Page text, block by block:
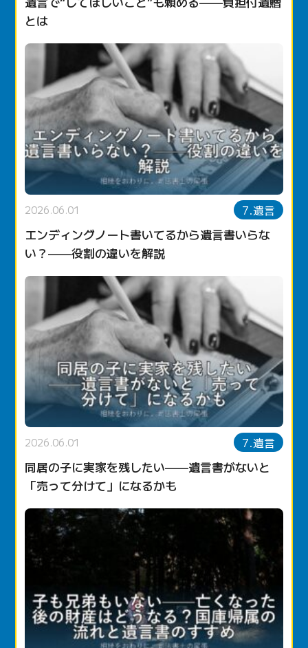
とは
2026.06.01 7.遺言
エンディングノート書いてるから遺言書いらな
い？——役割の違いを解説
2026.06.01 7.遺言
同居の子に実家を残したい——遺言書がないと
「売って分けて」になるかも